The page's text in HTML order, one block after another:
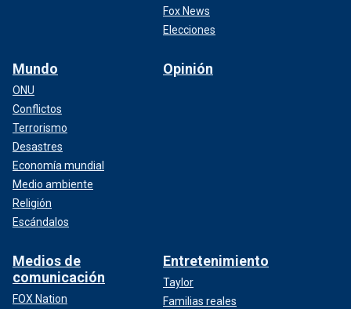
Fox News
Elecciones
Mundo
ONU
Conflictos
Terrorismo
Desastres
Economía mundial
Medio ambiente
Religión
Escándalos
Opinión
Medios de
comunicación
FOX Nation
Entretenimiento
Taylor
Familias reales